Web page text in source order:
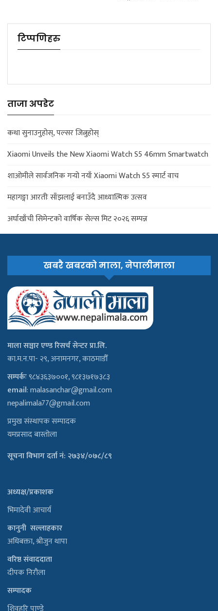
टिप्पणिहरु
ताजा अपडेट
कथा सुनाउनुहोस्, पल्सर जित्नुहोस्
Xiaomi Unveils the New Xiaomi Watch S5 46mm Smartwatch
शाओमीले सार्वजनिक गर्‍यो नयाँ Xiaomi Watch S5 स्मार्ट वाच
महागङ्गा आरतीः साँझलाई बनाउँदै आध्यात्मिक उत्सव
अर्घाखाँची सिमेन्टको वार्षिक सेल्स मिट २०२६ सम्पन्न
खबरै खबरको माला, नेपालीमाला
माला सञ्चार एण्ड रिसर्च सेन्टर प्रा.लि.
का.म.न.पा- २९, अनामनगर, काठमाडौँ
सम्पर्कः९८४३६३७००१, ९८१३७१७३८३
email:malasanchar@gmail.com
nepalimala77@gmail.com
प्रमुख संस्थापक सम्पादक
यमप्रसाद बास्तोला
सूचना विभाग दर्ता नं: २७३४/०७८/८९
अध्यक्ष/प्रकाशक
भिमादेवी आचार्य
कानुनी सल्लाहकार
अधिबक्ता, श्रीजुन थापा
वरिष्ठ संवाददाता
दीपक निरौला
सम्पादक